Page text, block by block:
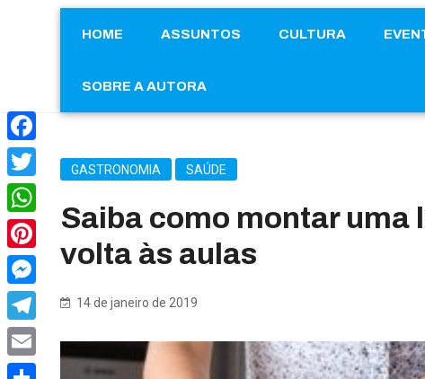
HOME ASSUNTOS CULTURA
SOBRE A AUTORA
GASTRONOMIA SAÚDE
Saiba como montar uma
volta às aulas
14 de janeiro de 2019
Facebook
Twitter
WhatsApp
Pinterest
Messenger
Telegram
Email